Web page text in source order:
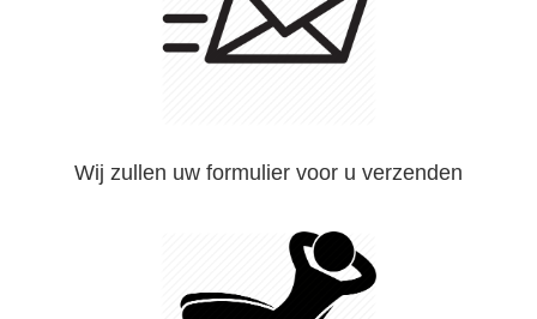
Wij zullen uw formulier voor u verzenden